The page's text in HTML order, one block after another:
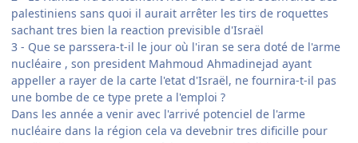
palestiniens sans quoi il aurait arrêter les tirs de roquettes
sachant tres bien la reaction previsible d'Israël
3 - Que se parssera-t-il le jour où l'iran se sera doté de l'arme
nucléaire , son president Mahmoud Ahmadinejad ayant
appeller a rayer de la carte l'etat d'Israël, ne fournira-t-il pas
une bombe de ce type prete a l'emploi ?
Dans les année a venir avec l'arrivé potenciel de l'arme
nucléaire dans la région cela va devebnir tres dificille pour